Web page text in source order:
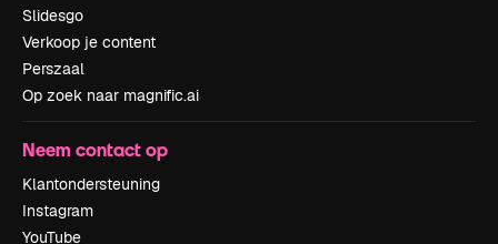
Slidesgo
Verkoop je content
Perszaal
Op zoek naar magnific.ai
Neem contact op
Klantondersteuning
Instagram
YouTube